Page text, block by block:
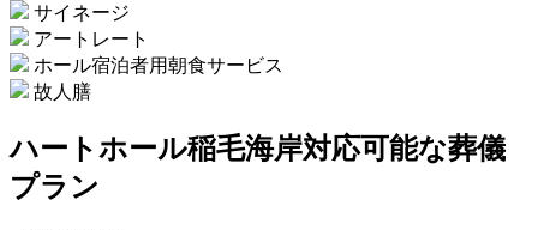
サイネージ
アートレート
ホール宿泊者用朝食サービス
故人膳
ハートホール稲毛海岸対応可能な葬儀
プラン